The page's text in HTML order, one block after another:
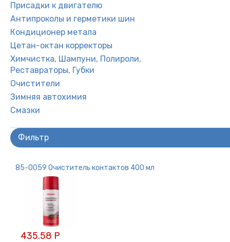
Присадки к двигателю
Антипроколы и герметики шин
Кондиционер метала
Цетан-октан корректоры
Химчистка, Шампуни, Полироли,
Реставраторы, Губки
Очистители
Зимняя автохимия
Смазки
Фильтр
85-0059 Очиститель контактов 400 мл
435.58 Р